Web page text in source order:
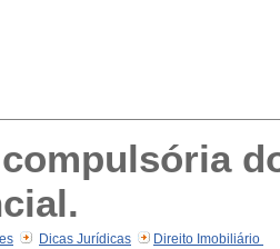
Dicas Jurídicas Direito Imobiliário